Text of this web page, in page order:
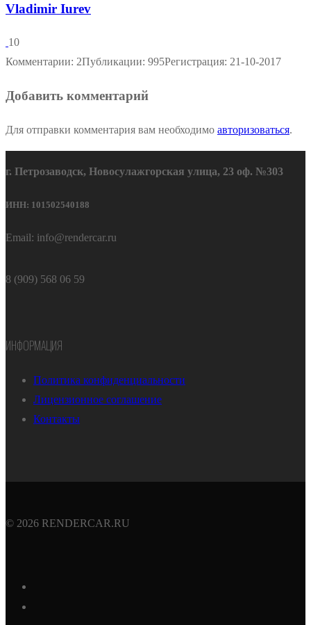
Vladimir Iurev
10
Комментарии: 2Публикации: 995Регистрация: 21-10-2017
Добавить комментарий
Для отправки комментария вам необходимо авторизоваться.
г. Петрозаводск, Новосулажгорская улица, 23 оф. №303
ИНН: 101502540188
Email: info@rendercar.ru
8 (909) 568 06 59
ИНФОРМАЦИЯ
Политика конфиденциальности
Лицензионное соглашение
Контакты
© 2026 RENDERCAR.RU